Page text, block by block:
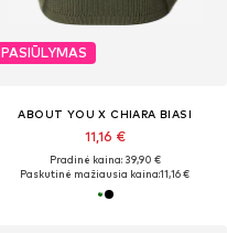
PASIŪLYMAS
ABOUT YOU X CHIARA BIASI
11,16 €
Pradinė kaina: 39,90 €
Paskutinė mažiausia kaina:11,16 €